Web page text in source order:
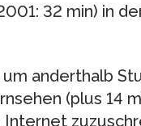
32 min) in
anderthalb
(plus 14